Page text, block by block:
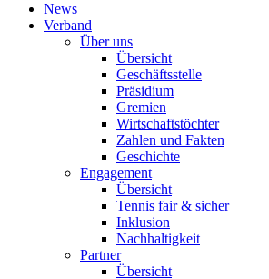
News
Verband
Über uns
Übersicht
Geschäftsstelle
Präsidium
Gremien
Wirtschaftstöchter
Zahlen und Fakten
Geschichte
Engagement
Übersicht
Tennis fair & sicher
Inklusion
Nachhaltigkeit
Partner
Übersicht